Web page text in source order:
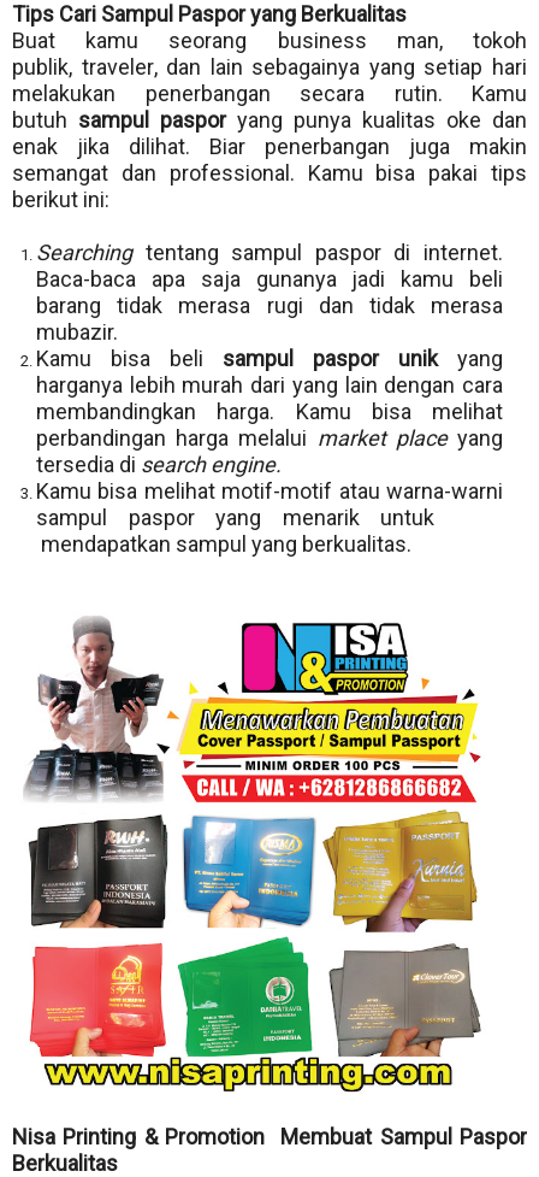
Tips Cari Sampul Paspor yang Berkualitas
Buat kamu seorang business man, tokoh
publik, traveler, dan lain sebagainya yang setiap hari
melakukan penerbangan secara rutin. Kamu
butuh sampul paspor yang punya kualitas oke dan
enak jika dilihat. Biar penerbangan juga makin
semangat dan professional. Kamu bisa pakai tips
berikut ini:
Searching tentang sampul paspor di internet.
Baca-baca apa saja gunanya jadi kamu beli
barang tidak merasa rugi dan tidak merasa
mubazir.
Kamu bisa beli sampul paspor unik yang
harganya lebih murah dari yang lain dengan cara
membandingkan harga. Kamu bisa melihat
perbandingan harga melalui market placeyang
tersedia di search engine.
Kamu bisa melihat motif-motif atau warna-warni
sampul paspor yang menarik untuk
mendapatkan sampul yang berkualitas.
Nisa Printing & Promotion Membuat Sampul Paspor
Berkualitas